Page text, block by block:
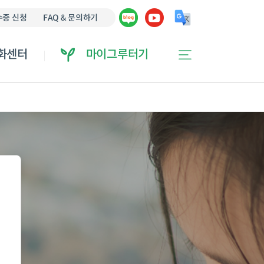
증 신청 FAQ & 문의하기
센터 마이그루터기